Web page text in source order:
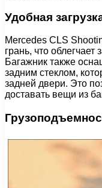
Удобная
Mercedes CLS
грань, что облегчает
Багажник также
задним стеклом,
задней двери. Это
доставать вещи из